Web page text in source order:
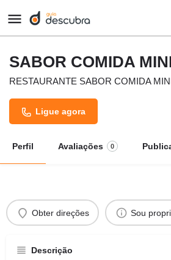
SABOR COMIDA
RESTAURANTE SABOR COMIDA
Ligue agora
Perfil Avaliações 0
Obter direções Sou
Descrição